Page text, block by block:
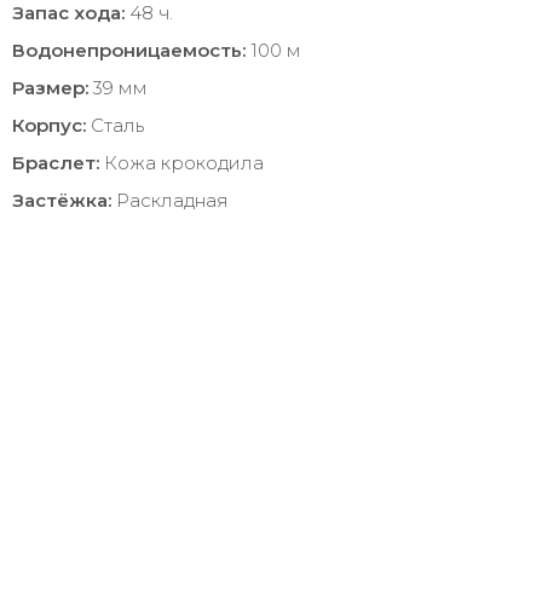
Запас хода: 48 ч.
Водонепроницаемость: 100 м
Размер: 39 мм
Корпус: Сталь
Браслет: Кожа крокодила
Застёжка: Раскладная